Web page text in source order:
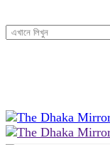
০৬:১৯ অপরাহ্ন,